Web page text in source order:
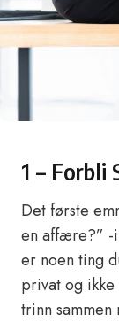
1 – Forbli
Det første
en affære?” -
er noen ting
privat og
trinn sammen